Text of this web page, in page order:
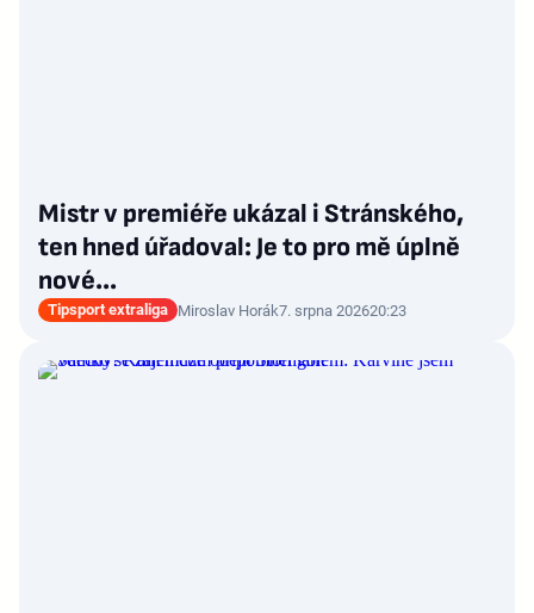
Mistr v premiéře ukázal i Stránského,
ten hned úřadoval: Je to pro mě úplně
nové…
Tipsport extraliga Miroslav Horák7. srpna 202620:23